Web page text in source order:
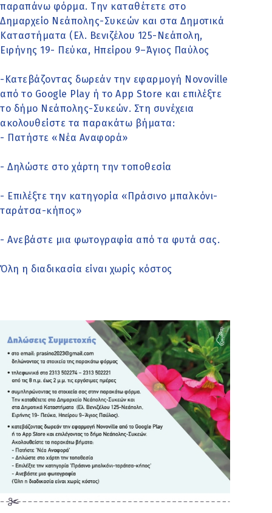
παραπάνω φόρμα. Την καταθέτετε στο
Δημαρχείο Νεάπολης-Συκεών και στα Δημοτικά
Καταστήματα (Ελ. Βενιζέλου 125-Νεάπολη,
Ειρήνης 19- Πεύκα, Ηπείρου 9–Άγιος Παύλος
-Κατεβάζοντας δωρεάν την εφαρμογή Novoville
από το Google Play ή το App Store και επιλέξτε
το δήμο Νεάπολης-Συκεών. Στη συνέχεια
ακολουθείστε τα παρακάτω βήματα:
- Πατήστε «Νέα Αναφορά»
- Δηλώστε στο χάρτη την τοποθεσία
- Επιλέξτε την κατηγορία «Πράσινο μπαλκόνι-
ταράτσα-κήπος»
- Ανεβάστε μια φωτογραφία από τα φυτά σας.
Όλη η διαδικασία είναι χωρίς κόστος